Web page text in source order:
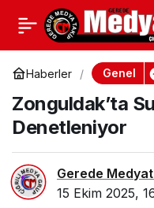
Haberler Genel
Zonguldak’ta
Denetleniyor
Gerede
15 Ekim 2025,
Sakarya’da
Bağımlılara Destek